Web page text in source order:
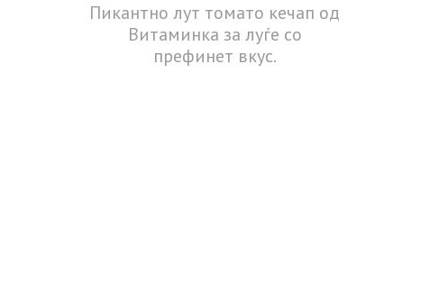
Пикантно лут томато кечап од
Витаминка за луѓе со
префинет вкус.